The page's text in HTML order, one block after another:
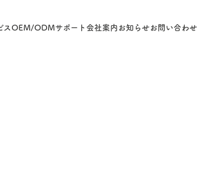
ス OEM/ODMサポート 会社案内 お知らせお問い合わせ